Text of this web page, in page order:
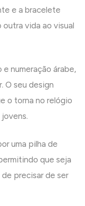
e a bracelete
vida ao visual
numeração árabe,
O seu design
o torna no relógio
uma pilha de
que seja
precisar de ser